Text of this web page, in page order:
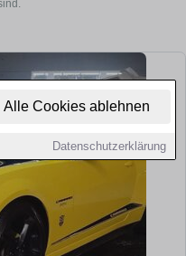
Alle Cookies ablehnen
Datenschutzerklärung